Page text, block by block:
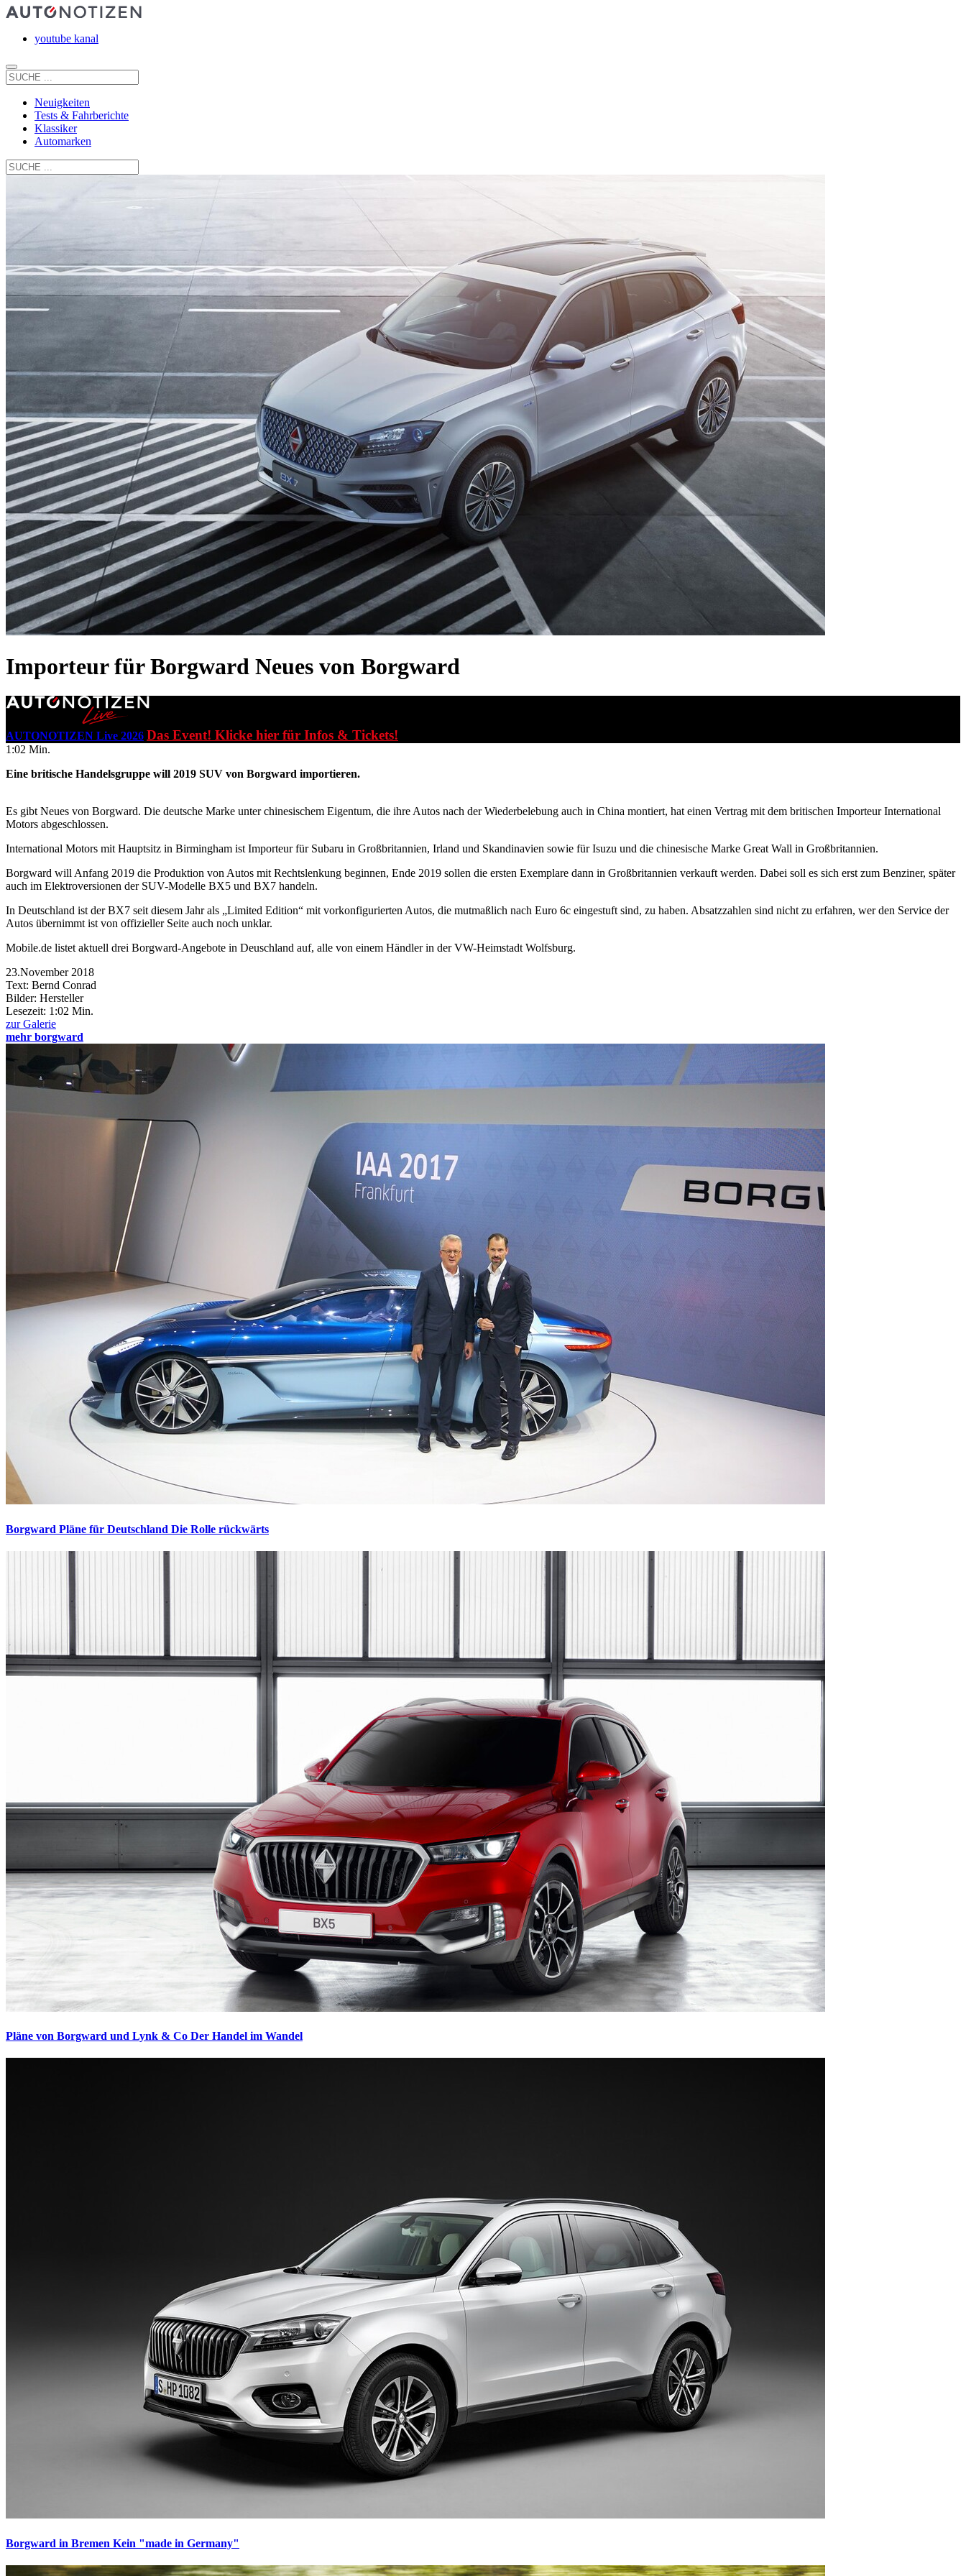
youtube kanal
Neuigkeiten
Tests & Fahrberichte
Klassiker
Automarken
Importeur für Borgward Neues von Borgward
AUTONOTIZEN Live 2026 Das Event! Klicke hier für Infos & Tickets!
1:02 Min.
Eine britische Handelsgruppe will 2019 SUV von Borgward importieren.
Es gibt Neues von Borgward. Die deutsche Marke unter chinesischem Eigentum, die ihre Autos nach der Wiederbelebung auch in China montiert, hat einen Vertrag mit dem britischen Importeur International
Motors abgeschlossen.
International Motors mit Hauptsitz in Birmingham ist Importeur für Subaru in Großbritannien, Irland und Skandinavien sowie für Isuzu und die chinesische Marke Great Wall in Großbritannien.
Borgward will Anfang 2019 die Produktion von Autos mit Rechtslenkung beginnen, Ende 2019 sollen die ersten Exemplare dann in Großbritannien verkauft werden. Dabei soll es sich erst zum Benziner, später
auch im Elektroversionen der SUV-Modelle BX5 und BX7 handeln.
In Deutschland ist der BX7 seit diesem Jahr als „Limited Edition“ mit vorkonfigurierten Autos, die mutmaßlich nach Euro 6c eingestuft sind, zu haben. Absatzzahlen sind nicht zu erfahren, wer den Service der
Autos übernimmt ist von offizieller Seite auch noch unklar.
Mobile.de listet aktuell drei Borgward-Angebote in Deuschland auf, alle von einem Händler in der VW-Heimstadt Wolfsburg.
23.November 2018
Text: Bernd Conrad
Bilder: Hersteller
Lesezeit: 1:02 Min.
zur Galerie
mehr borgward
Borgward Pläne für Deutschland Die Rolle rückwärts
Pläne von Borgward und Lynk & Co Der Handel im Wandel
Borgward in Bremen Kein "made in Germany"